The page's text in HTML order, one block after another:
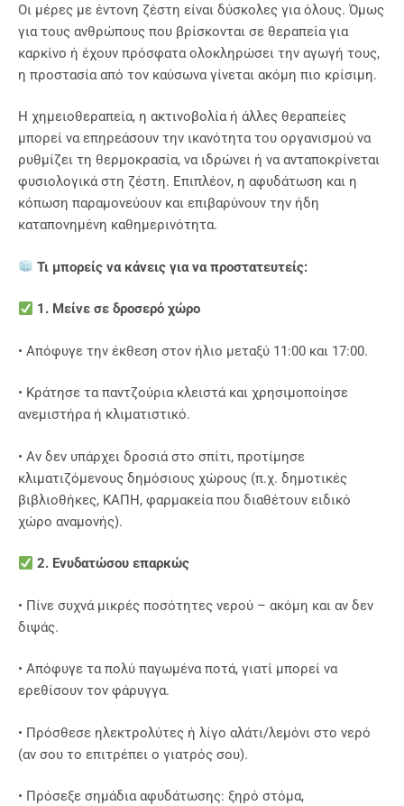
Οι μέρες με έντονη ζέστη είναι δύσκολες για όλους. Όμως
για τους ανθρώπους που βρίσκονται σε θεραπεία για
καρκίνο ή έχουν πρόσφατα ολοκληρώσει την αγωγή τους,
η προστασία από τον καύσωνα γίνεται ακόμη πιο κρίσιμη.
Η χημειοθεραπεία, η ακτινοβολία ή άλλες θεραπείες
μπορεί να επηρεάσουν την ικανότητα του οργανισμού να
ρυθμίζει τη θερμοκρασία, να ιδρώνει ή να ανταποκρίνεται
φυσιολογικά στη ζέστη. Επιπλέον, η αφυδάτωση και η
κόπωση παραμονεύουν και επιβαρύνουν την ήδη
καταπονημένη καθημερινότητα.
Τι μπορείς να κάνεις για να προστατευτείς:
1. Μείνε σε δροσερό χώρο
• Απόφυγε την έκθεση στον ήλιο μεταξύ 11:00 και 17:00.
• Κράτησε τα παντζούρια κλειστά και χρησιμοποίησε
ανεμιστήρα ή κλιματιστικό.
• Αν δεν υπάρχει δροσιά στο σπίτι, προτίμησε
κλιματιζόμενους δημόσιους χώρους (π.χ. δημοτικές
βιβλιοθήκες, ΚΑΠΗ, φαρμακεία που διαθέτουν ειδικό
χώρο αναμονής).
2. Ενυδατώσου επαρκώς
• Πίνε συχνά μικρές ποσότητες νερού – ακόμη και αν δεν
διψάς.
• Απόφυγε τα πολύ παγωμένα ποτά, γιατί μπορεί να
ερεθίσουν τον φάρυγγα.
• Πρόσθεσε ηλεκτρολύτες ή λίγο αλάτι/λεμόνι στο νερό
(αν σου το επιτρέπει ο γιατρός σου).
• Πρόσεξε σημάδια αφυδάτωσης: ξηρό στόμα,